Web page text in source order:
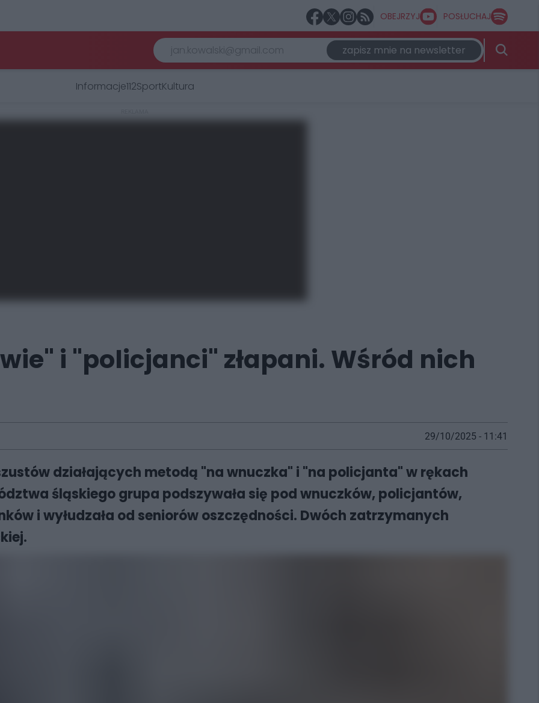
OBEJRZYJ POSŁUCHAJ
zapisz mnie na newsletter
Informacje112SportKultura
i "policjanci" złapani. Wśród nich
29/10/2025 - 11:41
działających metodą "na wnuczka" i "na policjanta" w rękach
śląskiego grupa podszywała się pod wnuczków, policjantów,
i wyłudzała od seniorów oszczędności. Dwóch zatrzymanych